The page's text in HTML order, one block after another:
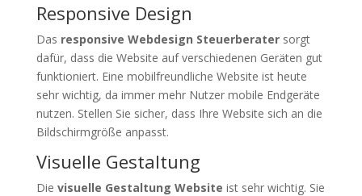
Responsive Design
Das responsive Webdesign Steuerberatersorgt
dafür, dass die Website auf verschiedenen Geräten gut
funktioniert. Eine mobilfreundliche Website ist heute
sehr wichtig, da immer mehr Nutzer mobile Endgeräte
nutzen. Stellen Sie sicher, dass Ihre Website sich an die
Bildschirmgröße anpasst.
Visuelle Gestaltung
Die visuelle Gestaltung Website ist sehr wichtig. Sie